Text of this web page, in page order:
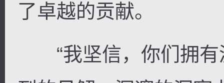
了卓越的贡献。
“我坚信，你们拥有